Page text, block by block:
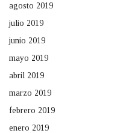
agosto 2019
julio 2019
junio 2019
mayo 2019
abril 2019
marzo 2019
febrero 2019
enero 2019